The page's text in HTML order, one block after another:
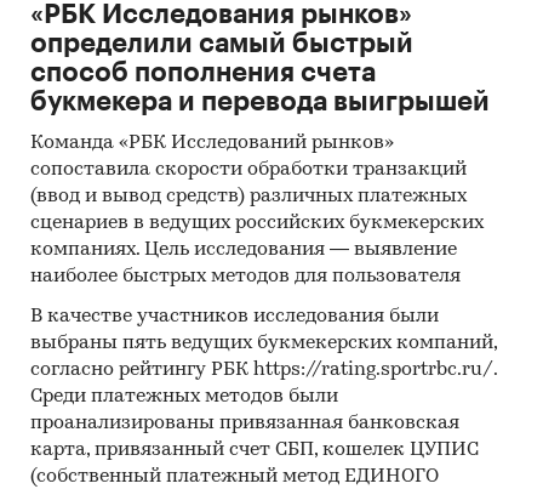
Инсайдерские источники
Специализированные аналитические
порталы
Методы:
Кабинетное исследование. Поиск и анализ
информации из различных источников,
проведение расчетов. Статистика и
аналитика
Прогноз ГидМаркет. Современные
статистические методы прогнозирования с
поправкой на мнение экспертов.
Отчет отражает мнение авторов и не является
инвестиционной рекомендацией
«РБК Исследования рынков»
определили самый быстрый
способ пополнения счета
букмекера и перевода выигрышей
Команда «РБК Исследований рынков»
сопоставила скорости обработки транзакций
(ввод и вывод средств) различных платежных
сценариев в ведущих российских букмекерских
компаниях. Цель исследования — выявление
наиболее быстрых методов для пользователя
В качестве участников исследования были
выбраны пять ведущих букмекерских компаний,
согласно рейтингу РБК https://rating.sportrbc.ru/.
Среди платежных методов были
проанализированы привязанная банковская
карта, привязанный счет СБП, кошелек ЦУПИС
(собственный платежный метод ЕДИНОГО